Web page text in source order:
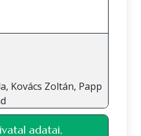
Kovács Zoltán, Papp
adatai,